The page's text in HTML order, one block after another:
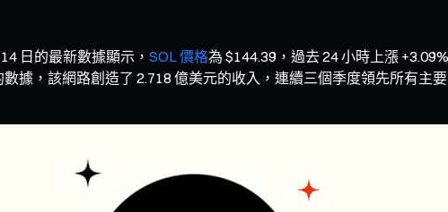
日的最新數據顯示， SOL 價格為 $144.39，過去 24 小時上漲
據，該網路創造了 2.718 億美元的收入，連續三個季度領先所有主